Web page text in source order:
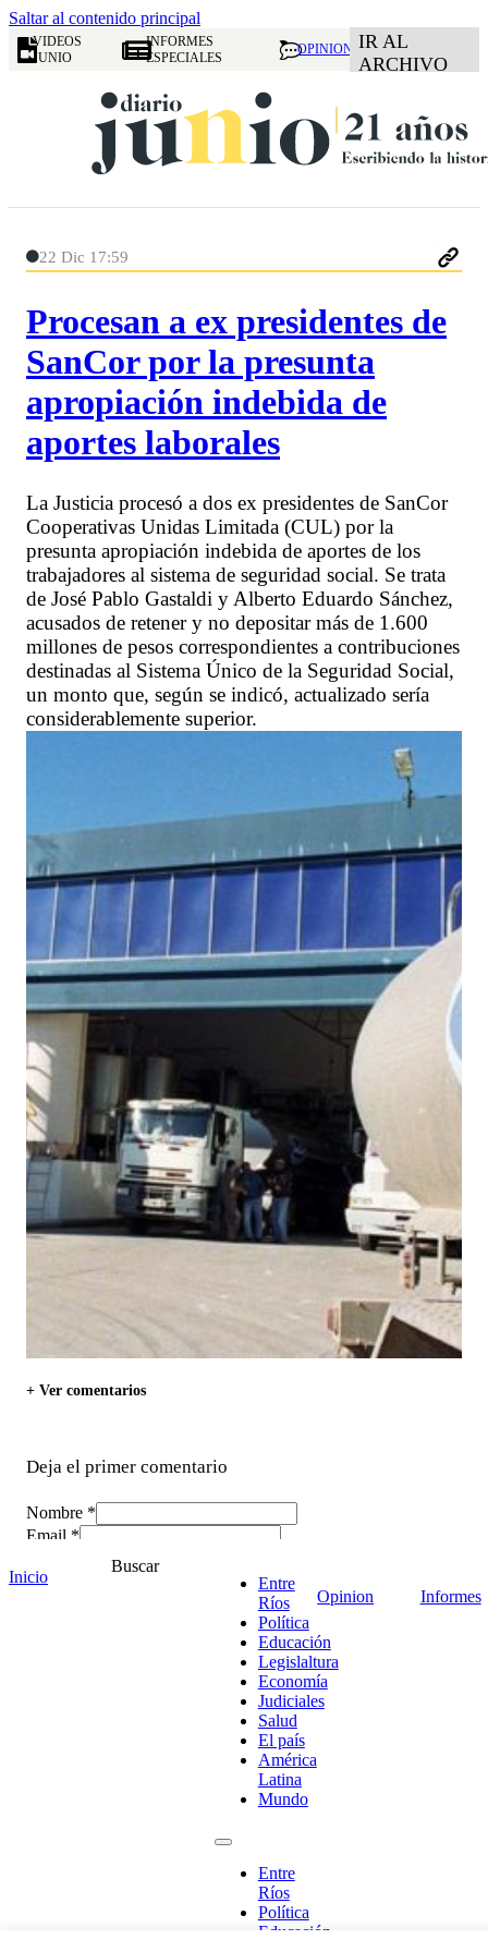
Saltar al contenido principal
VIDEOS
JUNIO
INFORMES
ESPECIALES
OPINION IR AL
ARCHIVO
22 Dic 17:59
Procesan a ex presidentes de
SanCor por la presunta
apropiación indebida de
aportes laborales
La Justicia procesó a dos ex presidentes de SanCor
Cooperativas Unidas Limitada (CUL) por la
presunta apropiación indebida de aportes de los
trabajadores al sistema de seguridad social. Se trata
de José Pablo Gastaldi y Alberto Eduardo Sánchez,
acusados de retener y no depositar más de 1.600
millones de pesos correspondientes a contribuciones
destinadas al Sistema Único de la Seguridad Social,
un monto que, según se indicó, actualizado sería
considerablemente superior.
+ Ver comentarios
Deja el primer comentario
Nombre *
Email *
*
Inicio
Buscar
Entre
Ríos
Política
Educación
Legislaltura
Economía
Judiciales
Salud
El país
América
Latina
Mundo
Entre
Ríos
Política
Educación
Opinion Informes
¡Ponete en contacto!